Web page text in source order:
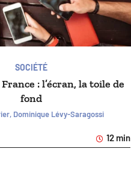
SOCIÉTÉ
: l’écran, la toile de
fond
Dominique Lévy-Saragossi
12 min